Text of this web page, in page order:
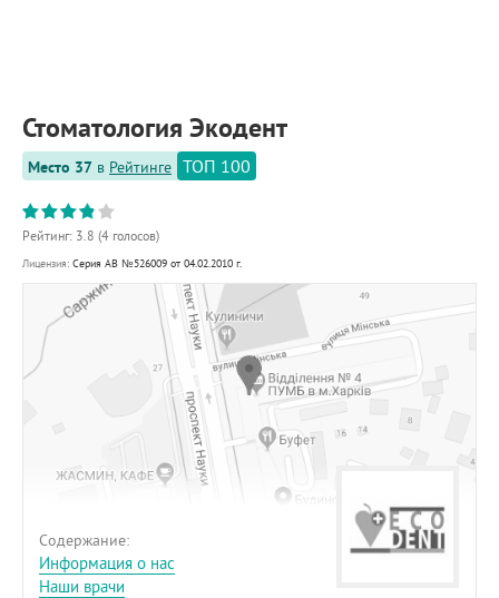
ОБРАТНАЯ СВЯЗЬ
Стоматология Экодент
Место 37 в Рейтинге ТОП 100
Рейтинг: 3.8 (4 голосов)
Лицензия: Серия АВ №526009 от 04.02.2010 г.
Содержание:
Информация о нас
Наши врачи